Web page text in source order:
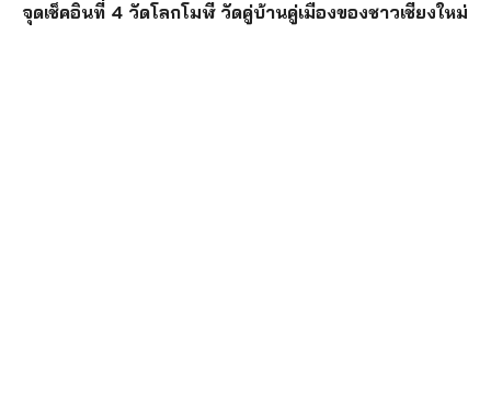
จุดเช็คอินที่ 4 วัดโลกโมฬี วัดคู่บ้านคู่เมืองของชาวเชียงใหม่